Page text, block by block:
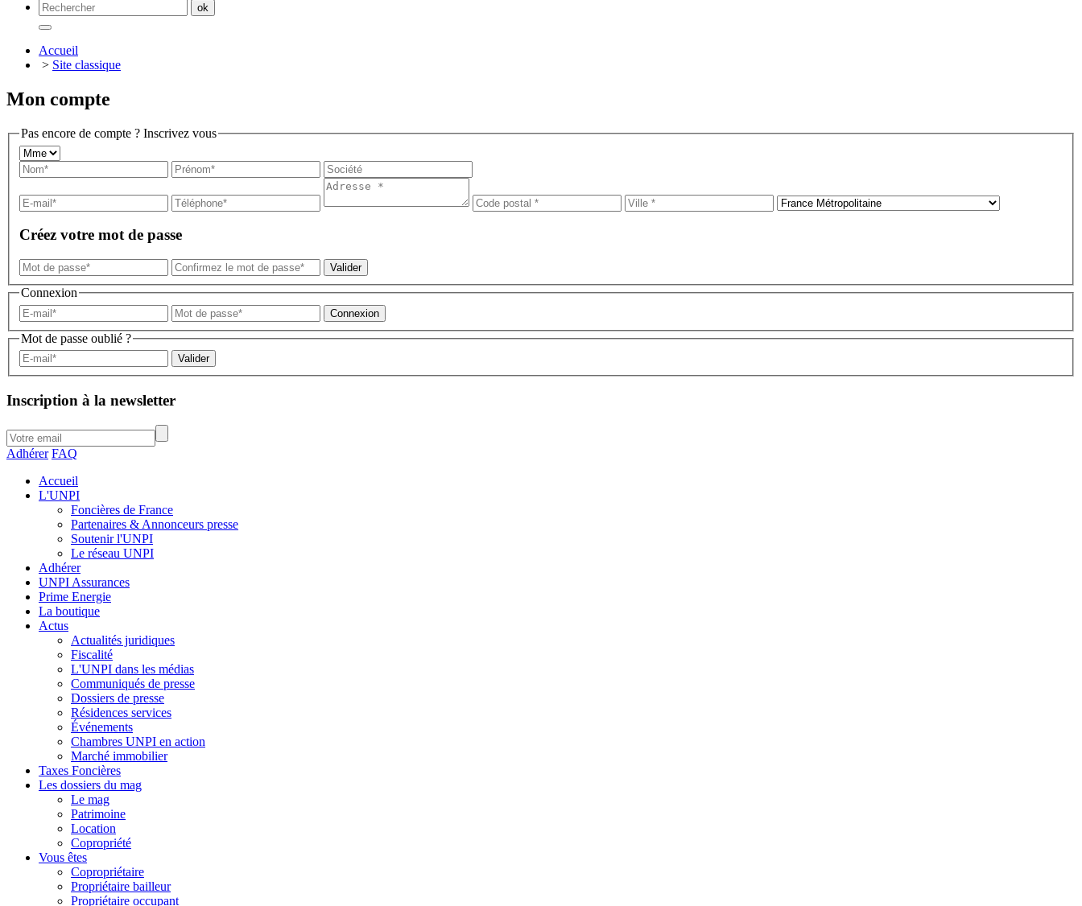
Accueil
> Site classique
Mon compte
Pas encore de compte ? Inscrivez vous
Créez votre mot de passe
Connexion
Mot de passe oublié ?
Inscription à la newsletter
Adhérer FAQ
Accueil
L'UNPI
Foncières de France
Partenaires & Annonceurs presse
Soutenir l'UNPI
Le réseau UNPI
Adhérer
UNPI Assurances
Prime Energie
La boutique
Actus
Actualités juridiques
Fiscalité
L'UNPI dans les médias
Communiqués de presse
Dossiers de presse
Résidences services
Événements
Chambres UNPI en action
Marché immobilier
Taxes Foncières
Les dossiers du mag
Le mag
Patrimoine
Location
Copropriété
Vous êtes
Copropriétaire
Propriétaire bailleur
Propriétaire occupant